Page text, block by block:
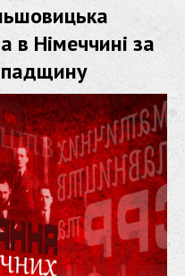
в Німеччині за